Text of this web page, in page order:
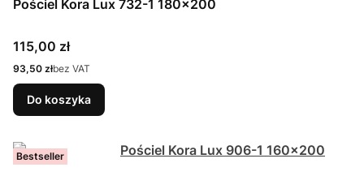
Pościel Kora Lux 732-1 180x200
Cena
115,00 zł
Cena
93,50 złbez VAT
Do koszyka
Bestseller